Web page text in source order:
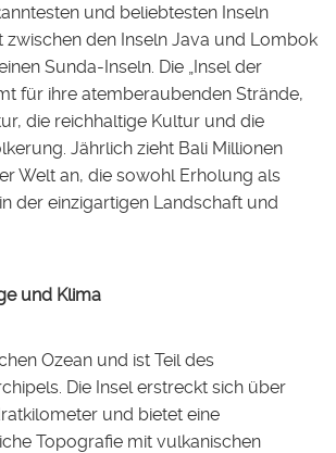
und beliebtesten Inseln
zwischen den Inseln Java und Lombok
Sunda-Inseln. Die „Insel der
für ihre atemberaubenden Strände,
die reichhaltige Kultur und die
Jährlich zieht Bali Millionen
Welt an, die sowohl Erholung als
der einzigartigen Landschaft und
und Klima
Ozean und ist Teil des
Die Insel erstreckt sich über
und bietet eine
Topografie mit vulkanischen